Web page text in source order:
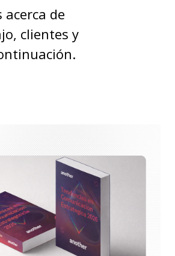
acerca de
clientes y